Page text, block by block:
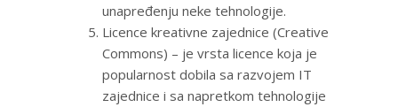
unapređenju neke tehnologije.
Licence kreativne zajednice (Creative
Commons) – je vrsta licence koja je
popularnost dobila sa razvojem IT
zajednice i sa napretkom tehnologije